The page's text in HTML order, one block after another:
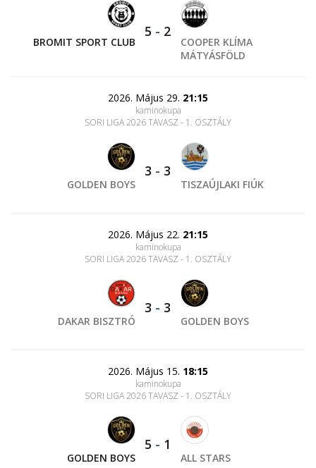
BROMIT SPORT CLUB
5 - 2
COOPER KLÍMA
MÁTYÁSFÖLD
2026. Május 29. 21:15
kaminokupa
SORI LIGA 2026 TAVASZ - 1. OSZTÁLY
GOLDEN BOYS
3 - 3
TISZAÚJLAKI FIÚK
2026. Május 22. 21:15
kaminokupa
SORI LIGA 2026 TAVASZ - 1. OSZTÁLY
DAKAR BISZTRÓ
3 - 3
GOLDEN BOYS
2026. Május 15. 18:15
kaminokupa
SORI LIGA 2026 TAVASZ - 1. OSZTÁLY
GOLDEN BOYS
5 - 1
ALL STARS